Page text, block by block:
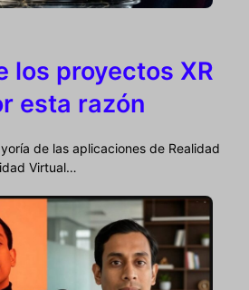
los proyectos XR
esta razón
de las aplicaciones de Realidad
Virtual…